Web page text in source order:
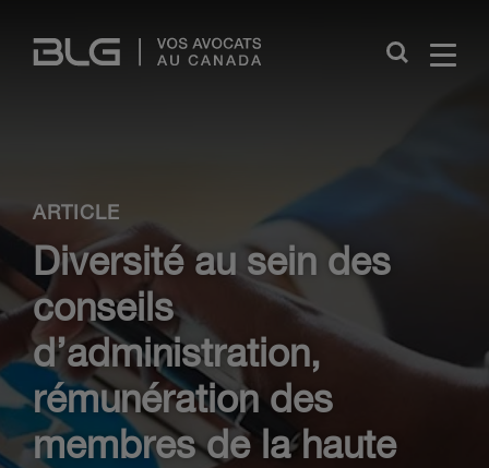
Links
Close
ARTICLE
Diversité au sein des
conseils
d’administration,
rémunération des
membres de la haute